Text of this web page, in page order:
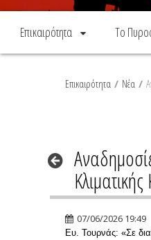
Επικαιρότητα Το
Επικαιρότητα / Νέα /
07/06/2026 19:49
Ευ. Τουρνάς: «Σε